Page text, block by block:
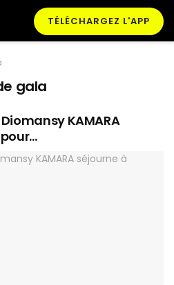
TÉLÉCHARGEZ L'APP
gala
KAMARA